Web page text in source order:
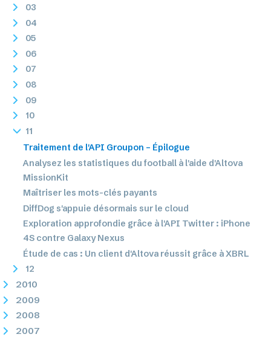
03
04
05
06
07
08
09
10
11
Traitement de l'API Groupon – Épilogue
Analysez les statistiques du football à l'aide d'Altova
MissionKit
Maîtriser les mots-clés payants
DiffDog s'appuie désormais sur le cloud
Exploration approfondie grâce à l'API Twitter : iPhone
4S contre Galaxy Nexus
Étude de cas : Un client d'Altova réussit grâce à XBRL
12
2010
2009
2008
2007